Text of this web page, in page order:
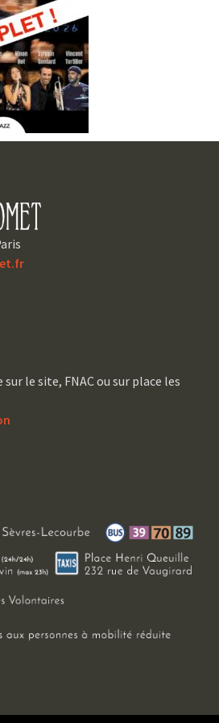
sur le site, FNAC ou sur place les